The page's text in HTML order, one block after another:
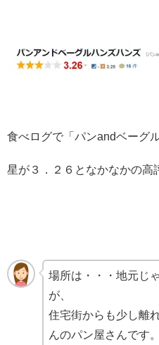
食べログで「パンandベーグ
星が３．２６となかなかの高
場所は・・・地元じ
が、
住宅街からも少し離
んのパン屋さんです。